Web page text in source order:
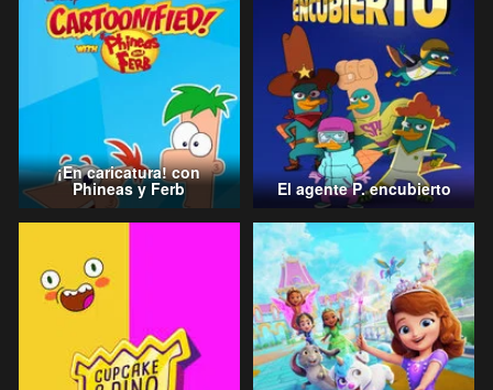
¡En caricatura! con
Phineas y Ferb El agente P. encubierto